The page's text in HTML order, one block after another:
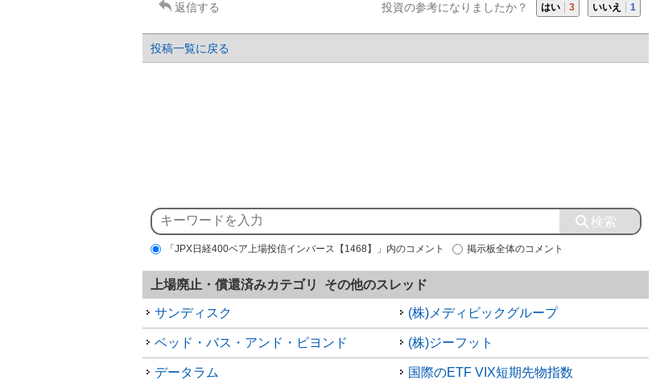
返信する 投資の参考になりましたか？ はい 3 いいえ 1
投稿一覧に戻る
「JPX日経400ベア上場投信インバース【1468】」内のコメント 掲示板全体のコメント
上場廃止・償還済みカテゴリ その他のスレッド
サンディスク (株)メディビックグループ
ベッド・バス・アンド・ビヨンド (株)ジーフット
データラム 国際のETF VIX短期先物指数